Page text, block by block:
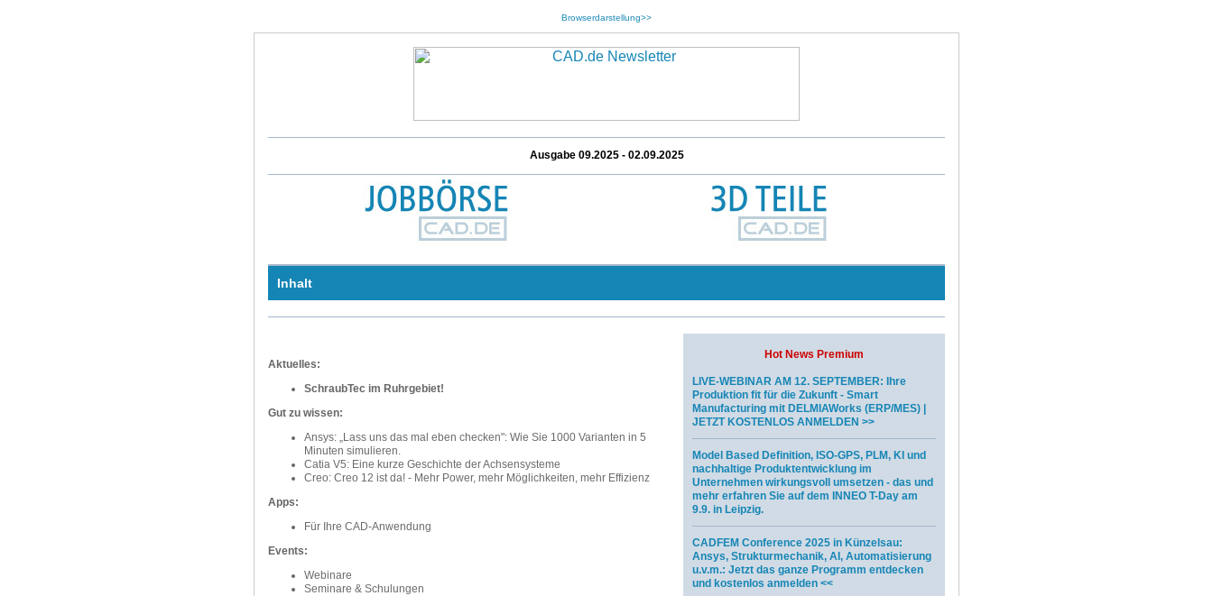
Browserdarstellung>>
Ausgabe 09.2025 - 02.09.2025
Inhalt
Aktuelles:
SchraubTec im Ruhrgebiet!
Gut zu wissen:
Ansys: „Lass uns das mal eben checken": Wie Sie 1000 Varianten in 5
Minuten simulieren.
Catia V5: Eine kurze Geschichte der Achsensysteme
Creo: Creo 12 ist da! - Mehr Power, mehr Möglichkeiten, mehr Effizienz
Apps:
Für Ihre CAD-Anwendung
Events:
Webinare
Seminare & Schulungen
Hot News Premium
LIVE-WEBINAR AM 12. SEPTEMBER: Ihre
Produktion fit für die Zukunft - Smart
Manufacturing mit DELMIAWorks (ERP/MES) |
JETZT KOSTENLOS ANMELDEN >>
Model Based Definition, ISO-GPS, PLM, KI und
nachhaltige Produktentwicklung im
Unternehmen wirkungsvoll umsetzen - das und
mehr erfahren Sie auf dem INNEO T-Day am
9.9. in Leipzig.
CADFEM Conference 2025 in Künzelsau:
Ansys, Strukturmechanik, AI, Automatisierung
u.v.m.: Jetzt das ganze Programm entdecken
und kostenlos anmelden <<